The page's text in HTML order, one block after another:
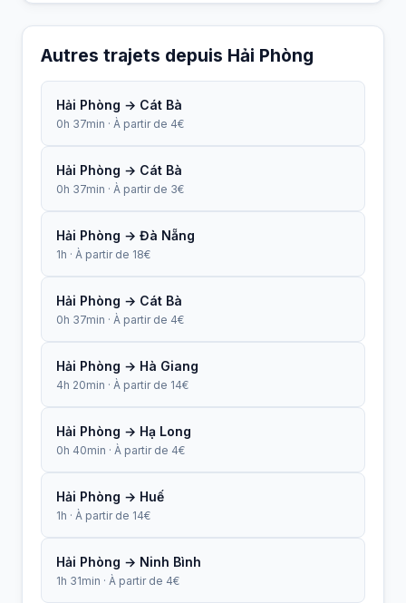
Autres trajets depuis Hải Phòng
Hải Phòng → Cát Bà
0h 37min · À partir de 4€
Hải Phòng → Cát Bà
0h 37min · À partir de 3€
Hải Phòng → Đà Nẵng
1h · À partir de 18€
Hải Phòng → Cát Bà
0h 37min · À partir de 4€
Hải Phòng → Hà Giang
4h 20min · À partir de 14€
Hải Phòng → Hạ Long
0h 40min · À partir de 4€
Hải Phòng → Huế
1h · À partir de 14€
Hải Phòng → Ninh Bình
1h 31min · À partir de 4€